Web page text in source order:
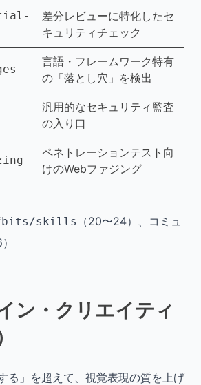
差分レビューに特化したセ
キュリティチェック
言語・フレームワーク特有
の「落とし穴」を検出
汎用的なセキュリティ監査
の入り口
ペネトレーションテスト向
けのWebファジング
skills
（20〜24）、コミュ
・クリエイティ
る」を超えて、視覚表現の質を上げ